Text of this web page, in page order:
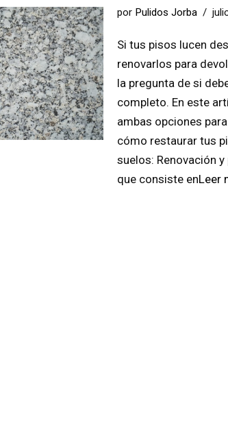
por Pulidos Jorba
Si tus pisos lucen
renovarlos para
la pregunta de si
completo. En este
ambas opciones
cómo restaurar tus
suelos: Renovación
que consiste enLeer